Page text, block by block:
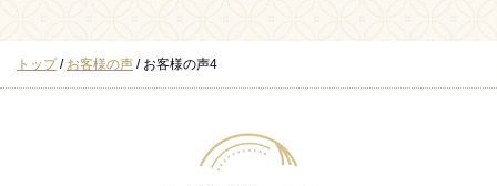
現
トップ/ お客様の声 / お客様の声4